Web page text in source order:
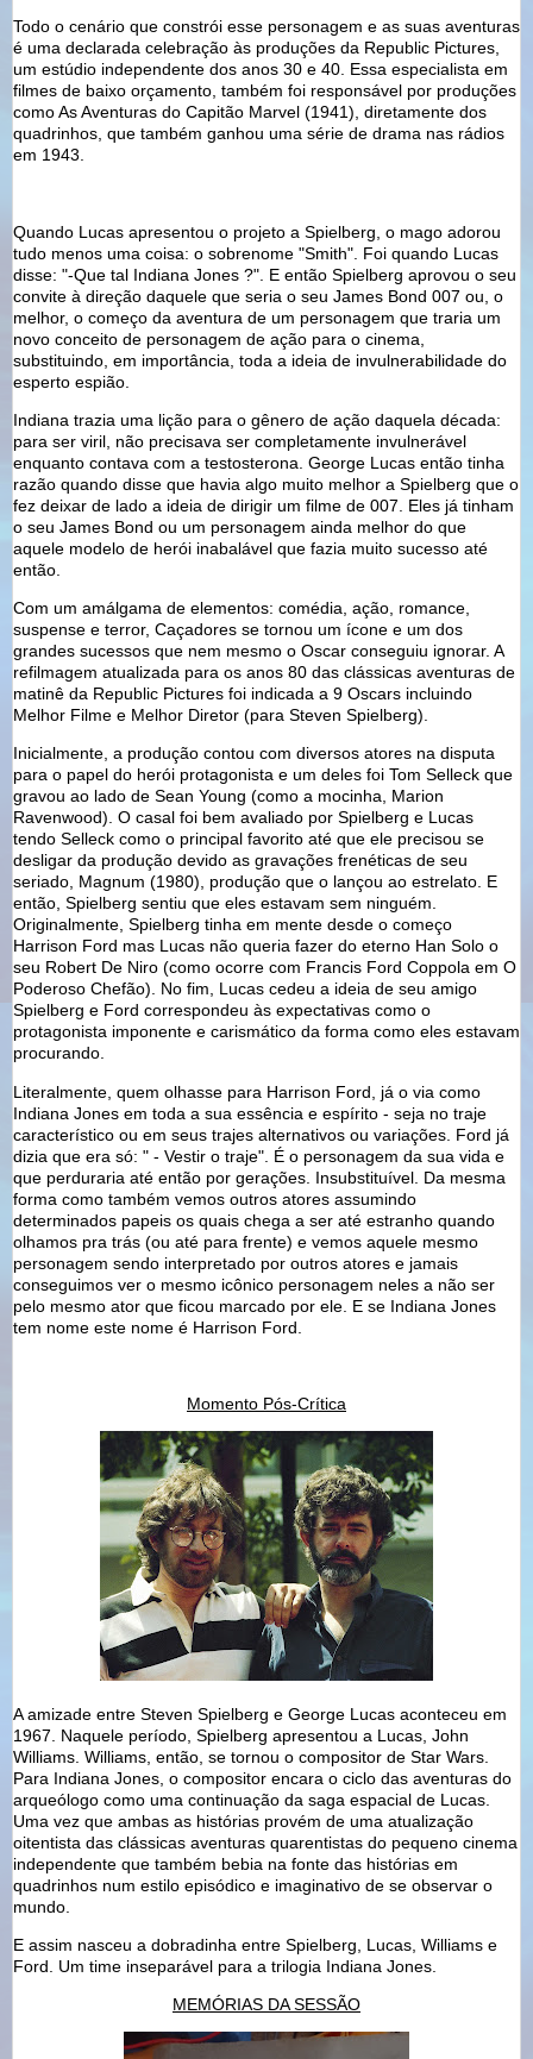
Todo o cenário que constrói esse personagem e as suas aventuras
é uma declarada celebração às produções da Republic Pictures,
um estúdio independente dos anos 30 e 40. Essa especialista em
filmes de baixo orçamento, também foi responsável por produções
como As Aventuras do Capitão Marvel (1941), diretamente dos
quadrinhos, que também ganhou uma série de drama nas rádios
em 1943.
Quando Lucas apresentou o projeto a Spielberg, o mago adorou
tudo menos uma coisa: o sobrenome "Smith". Foi quando Lucas
disse: "-Que tal Indiana Jones ?". E então Spielberg aprovou o seu
convite à direção daquele que seria o seu James Bond 007 ou, o
melhor, o começo da aventura de um personagem que traria um
novo conceito de personagem de ação para o cinema,
substituindo, em importância, toda a ideia de invulnerabilidade do
esperto espião.
Indiana trazia uma lição para o gênero de ação daquela década:
para ser viril, não precisava ser completamente invulnerável
enquanto contava com a testosterona. George Lucas então tinha
razão quando disse que havia algo muito melhor a Spielberg que o
fez deixar de lado a ideia de dirigir um filme de 007. Eles já tinham
o seu James Bond ou um personagem ainda melhor do que
aquele modelo de herói inabalável que fazia muito sucesso até
então.
Com um amálgama de elementos: comédia, ação, romance,
suspense e terror, Caçadores se tornou um ícone e um dos
grandes sucessos que nem mesmo o Oscar conseguiu ignorar. A
refilmagem atualizada para os anos 80 das clássicas aventuras de
matinê da Republic Pictures foi indicada a 9 Oscars incluindo
Melhor Filme e Melhor Diretor (para Steven Spielberg).
Inicialmente, a produção contou com diversos atores na disputa
para o papel do herói protagonista e um deles foi Tom Selleck que
gravou ao lado de Sean Young (como a mocinha, Marion
Ravenwood). O casal foi bem avaliado por Spielberg e Lucas
tendo Selleck como o principal favorito até que ele precisou se
desligar da produção devido as gravações frenéticas de seu
seriado, Magnum (1980), produção que o lançou ao estrelato. E
então, Spielberg sentiu que eles estavam sem ninguém.
Originalmente, Spielberg tinha em mente desde o começo
Harrison Ford mas Lucas não queria fazer do eterno Han Solo o
seu Robert De Niro (como ocorre com Francis Ford Coppola em O
Poderoso Chefão). No fim, Lucas cedeu a ideia de seu amigo
Spielberg e Ford correspondeu às expectativas como o
protagonista imponente e carismático da forma como eles estavam
procurando.
Literalmente, quem olhasse para Harrison Ford, já o via como
Indiana Jones em toda a sua essência e espírito - seja no traje
característico ou em seus trajes alternativos ou variações. Ford já
dizia que era só: " - Vestir o traje". É o personagem da sua vida e
que perduraria até então por gerações. Insubstituível. Da mesma
forma como também vemos outros atores assumindo
determinados papeis os quais chega a ser até estranho quando
olhamos pra trás (ou até para frente) e vemos aquele mesmo
personagem sendo interpretado por outros atores e jamais
conseguimos ver o mesmo icônico personagem neles a não ser
pelo mesmo ator que ficou marcado por ele. E se Indiana Jones
tem nome este nome é Harrison Ford.
Momento Pós-Crítica
A amizade entre Steven Spielberg e George Lucas aconteceu em
1967. Naquele período, Spielberg apresentou a Lucas, John
Williams. Williams, então, se tornou o compositor de Star Wars.
Para Indiana Jones, o compositor encara o ciclo das aventuras do
arqueólogo como uma continuação da saga espacial de Lucas.
Uma vez que ambas as histórias provém de uma atualização
oitentista das clássicas aventuras quarentistas do pequeno cinema
independente que também bebia na fonte das histórias em
quadrinhos num estilo episódico e imaginativo de se observar o
mundo.
E assim nasceu a dobradinha entre Spielberg, Lucas, Williams e
Ford. Um time inseparável para a trilogia Indiana Jones.
MEMÓRIAS DA SESSÃO